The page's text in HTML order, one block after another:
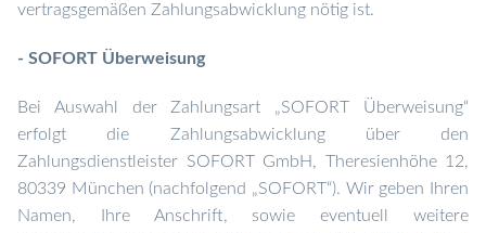
vertragsgemäßen Zahlungsabwicklung nötig ist.
- SOFORT Überweisung
Bei Auswahl der Zahlungsart „SOFORT Überweisung“
erfolgt die Zahlungsabwicklung über den
Zahlungsdienstleister SOFORT GmbH, Theresienhöhe 12,
80339 München (nachfolgend „SOFORT“). Wir geben Ihren
Namen, Ihre Anschrift, sowie eventuell weitere